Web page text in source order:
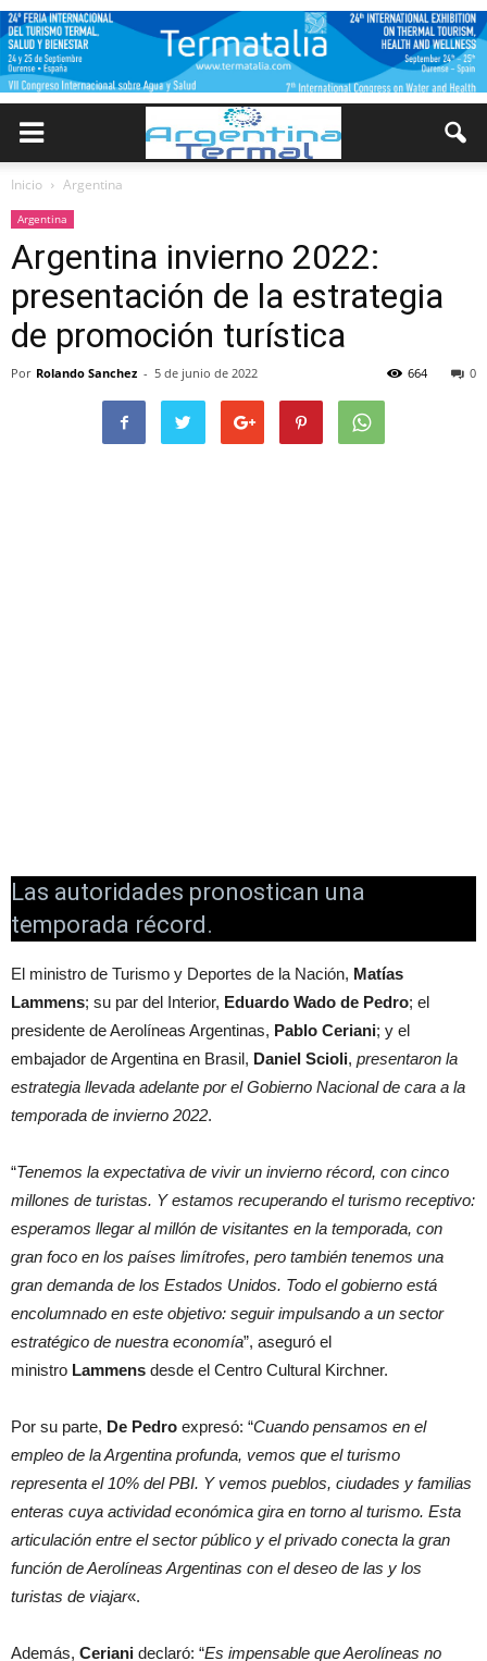
Inicio Argentina
Argentina
Argentina invierno 2022:
presentación de la estrategia
de promoción turística
Por Rolando Sanchez - 5 de junio de 2022 0
664
Las autoridades pronostican una
temporada récord.
El ministro de Turismo y Deportes de la Nación, Matías
Lammens; su par del Interior, Eduardo Wado de Pedro; el
presidente de Aerolíneas Argentinas, Pablo Ceriani; y el
embajador de Argentina en Brasil, Daniel Scioli, presentaron la
estrategia llevada adelante por el Gobierno Nacional de cara a la
temporada de invierno 2022.
“Tenemos la expectativa de vivir un invierno récord, con cinco
millones de turistas. Y estamos recuperando el turismo receptivo:
esperamos llegar al millón de visitantes en la temporada, con
gran foco en los países limítrofes, pero también tenemos una
gran demanda de los Estados Unidos. Todo el gobierno está
encolumnado en este objetivo: seguir impulsando a un sector
estratégico de nuestra economía”, aseguró el
ministro Lammens desde el Centro Cultural Kirchner.
Por su parte, De Pedro expresó: “Cuando pensamos en el
empleo de la Argentina profunda, vemos que el turismo
representa el 10% del PBI. Y vemos pueblos, ciudades y familias
enteras cuya actividad económica gira en torno al turismo. Esta
articulación entre el sector público y el privado conecta la gran
función de Aerolíneas Argentinas con el deseo de las y los
turistas de viajar«.
Además, Ceriani declaró: “Es impensable que Aerolíneas no